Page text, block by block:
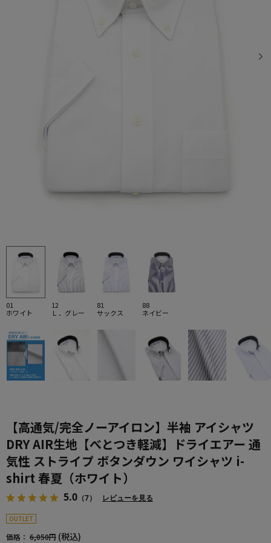
01
ホワイト
12
Ｌ．グレー
81
サックス
88
ネイビー
【高通気/完全ノーアイロン】半袖 アイシャツ
DRY AIR生地【べとつき軽減】ドライエアー 通
気性 ストライプ ボタンダウン ワイシャツ i-
shirt 春夏（ホワイト）
5.0 （7） レビューを見る
OUTLET
価格： 6,050円 (税込)